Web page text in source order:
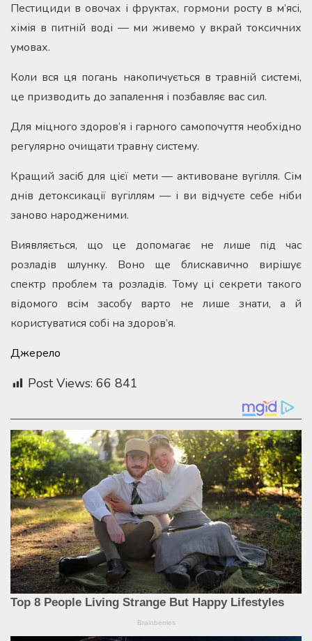
Пестициди в овочах і фруктах, гормони росту в м’ясі,
хімія в питній воді — ми живемо у вкрай токсичних
умовах.
Коли вся ця погань накопичується в травній системі,
це призводить до запалення і позбавляє вас сил.
Для міцного здоров’я і гарного самопочуття необхідно
регулярно очищати травну систему.
Кращий засіб для цієї мети — активоване вугілля. Сім
днів детоксикації вугіллям — і ви відчуєте себе ніби
заново народженими.
Виявляється, що це допомагає не лише під час
розладів шлунку. Воно ще блискавично вирішує
спектр проблем та розладів. Тому ці секрети такого
відомого всім засобу варто не лише знати, а й
користуватися собі на здоров’я.
Джерело
Post Views: 66 841